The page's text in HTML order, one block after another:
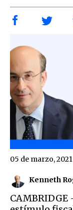
Kenneth
05 de marzo, 2021
CAMBRIDGE